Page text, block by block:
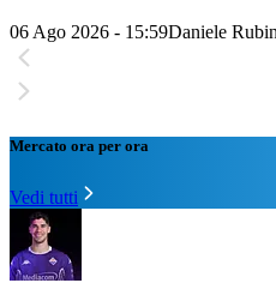
06 Ago 2026 - 15:59Daniele
Mercato ora per ora
Vedi tutti